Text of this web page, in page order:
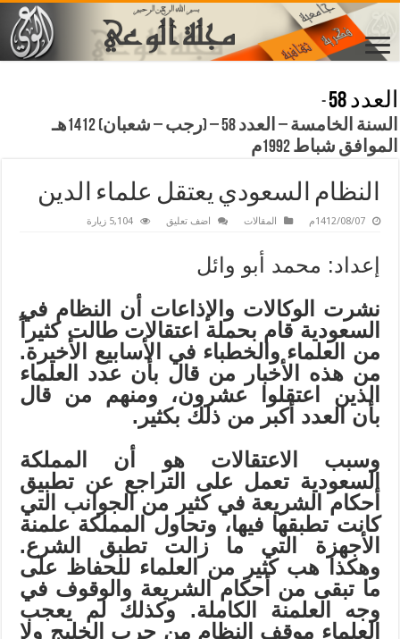
العدد 58
-
السنة الخامسة – العدد 58 – (رجب – شعبان) 1412هـ
الموافق شباط 1992م
النظام السعودي يعتقل علماء الدين
1412/08/07م المقالات اضف تعليق 5,104 زيارة
إعداد: محمد أبو وائل
نشرت الوكالات والإذاعات أن النظام في
السعودية قام بحملة اعتقالات طالت كثيراً
من العلماء والخطباء في الأسابيع الأخيرة.
من هذه الأخبار من قال بأن عدد العلماء
الذين اعتقلوا عشرون، ومنهم من قال
بأن العدد أكبر من ذلك بكثير.
وسبب الاعتقالات هو أن المملكة
السعودية تعمل على التراجع عن تطبيق
أحكام الشريعة في كثير من الجوانب التي
كانت تطبقها فيها، وتحاول المملكة علمنة
الأجهزة التي ما زالت تطبق الشرع.
وهكذا هب كثير من العلماء للحفاظ على
ما تبقى من أحكام الشريعة والوقوف في
وجه العلمنة الكاملة. وكذلك لم يعجب
العلماء موقف النظام من حرب الخليج ولا